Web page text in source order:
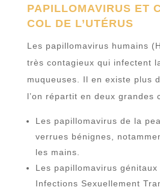
PAPILLOMAVIRUS ET
COL DE L’UTÉRUS
Les papillomavirus humains
très contagieux qui infectent
muqueuses. Il en existe plus
l’on répartit en deux grandes
Les papillomavirus de la
verrues bénignes,
les mains.
Les papillomavirus
Infections Sexuellement